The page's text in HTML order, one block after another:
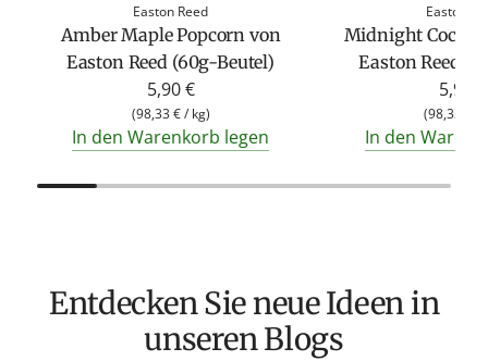
Easton Reed
Amber Maple Popcorn von
Easton Reed (60g-Beutel)
5,90 €
(98,33 €/ kg)
In den Warenkorb legen
Easton
Midnight Cocoa
Easton Reed
5,90 €
(98,33 €
In den
Entdecken Sie neue Ideen in
unseren Blogs